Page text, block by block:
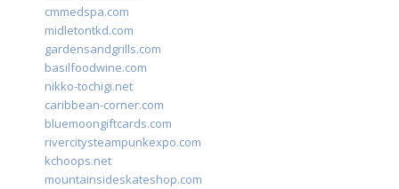
cmmedspa.com
midletontkd.com
gardensandgrills.com
basilfoodwine.com
nikko-tochigi.net
caribbean-corner.com
bluemoongiftcards.com
rivercitysteampunkexpo.com
kchoops.net
mountainsideskateshop.com